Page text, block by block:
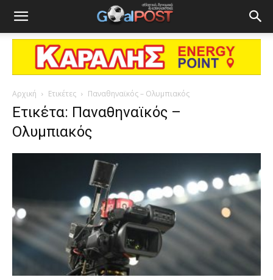
Αρχική Ετικέτες Παναθηναϊκός – Ολυμπιακός
Ετικέτα: Παναθηναϊκός –
Ολυμπιακός